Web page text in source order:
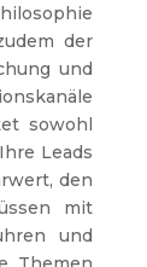
der
und
sowohl
Leads
den
mit
und